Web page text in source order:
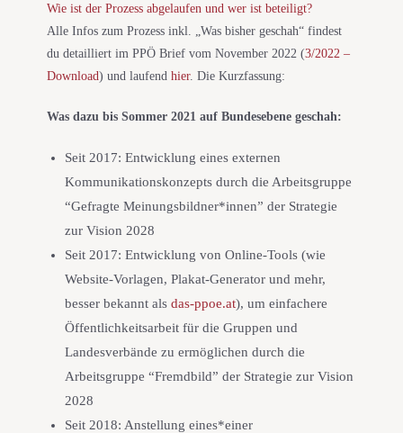
Wie ist der Prozess abgelaufen und wer ist beteiligt?
Alle Infos zum Prozess inkl. „Was bisher geschah“ findest
du detailliert im PPÖ Brief vom November 2022 (3/2022 –
Download) und laufendhier. Die Kurzfassung:
Was dazu bis Sommer 2021 auf Bundesebene geschah:
Seit 2017: Entwicklung eines externen
Kommunikationskonzepts durch die Arbeitsgruppe
“Gefragte Meinungsbildner*innen” der Strategie
zur Vision 2028
Seit 2017: Entwicklung von Online-Tools (wie
Website-Vorlagen, Plakat-Generator und mehr,
besser bekannt alsdas-ppoe.at), um einfachere
Öffentlichkeitsarbeit für die Gruppen und
Landesverbände zu ermöglichen durch die
Arbeitsgruppe “Fremdbild” der Strategie zur Vision
2028
Seit 2018: Anstellung eines*einer